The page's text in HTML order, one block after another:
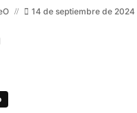
14 de septiembre de 2024